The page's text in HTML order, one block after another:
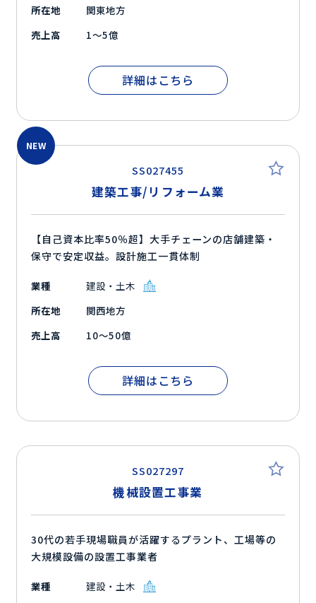
所在地
関東地方
売上高
1～5億
詳細はこちら
SS027455
NEW
建築工事/リフォーム業
【自己資本比率50％超】大手チェーンの店舗建築・
保守で安定収益。設計施工一貫体制
業種
建設・土木
所在地
関西地方
売上高
10～50億
詳細はこちら
SS027297
機械設置工事業
30代の若手現場職員が活躍するプラント、工場等の
大規模設備の設置工事業者
業種
建設・土木